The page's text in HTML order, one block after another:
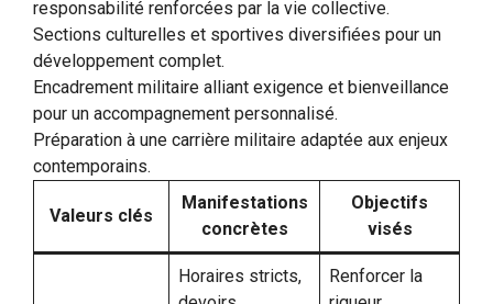
responsabilité renforcées par la vie collective.
Sections culturelles et sportives diversifiées pour un
développement complet.
Encadrement militaire alliant exigence et bienveillance
pour un accompagnement personnalisé.
Préparation à une carrière militaire adaptée aux enjeux
contemporains.
Valeurs clés
Manifestations
concrètes
Objectifs
visés
Horaires stricts,
Renforcer la